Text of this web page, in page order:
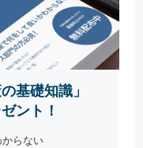
基礎知識」
ント！
らない